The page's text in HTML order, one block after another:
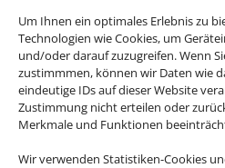
Um Ihnen ein optimales Erlebnis zu
Technologien wie Cookies, um
und/oder darauf zuzugreifen. Wenn
zustimmmen, können wir Daten wie
eindeutige IDs auf dieser Website
Zustimmung nicht erteilen oder
Merkmale und Funktionen
Wir verwenden Statistiken-Cookies
Volle
Flüge aus über